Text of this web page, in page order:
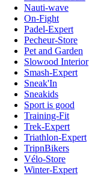
Nauti-wave
On-Fight
Padel-Expert
Pecheur-Store
Pet and Garden
Slowood Interior
Smash-Expert
Sneak'In
Sneakids
Sport is good
Training-Fit
Trek-Expert
Triathlon-Expert
TripnBikers
Vélo-Store
Winter-Expert